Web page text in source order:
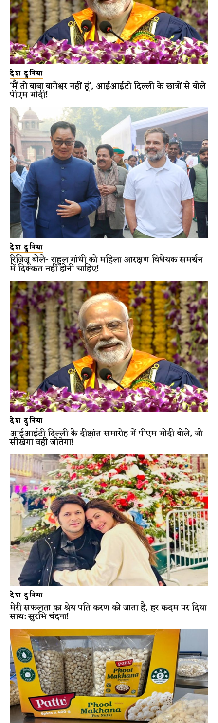
देश दुनिया
‘मैं तो बाबा बागेश्वर नहीं हूं’, आईआईटी दिल्ली के छात्रों से बोले
पीएम मोदी!
देश दुनिया
रिजिजू बोले- राहुल गांधी को महिला आरक्षण विधेयक समर्थन
में दिक्कत नहीं होनी चाहिए!
देश दुनिया
आईआईटी दिल्ली के दीक्षांत समारोह में पीएम मोदी बोले, जो
सीखेगा वही जीतेगा!
देश दुनिया
मेरी सफलता का श्रेय पति करण को जाता है, हर कदम पर दिया
साथ: सुरभि चंदना!